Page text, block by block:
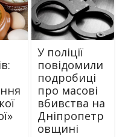
У поліції
повідомили
подробиці
про масові
вбивства на
Дніпропетр
овщині